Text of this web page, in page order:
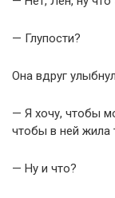
— Глупости?
Она вдруг
— Я хочу, чтобы
чтобы в ней жила
— Ну и что?